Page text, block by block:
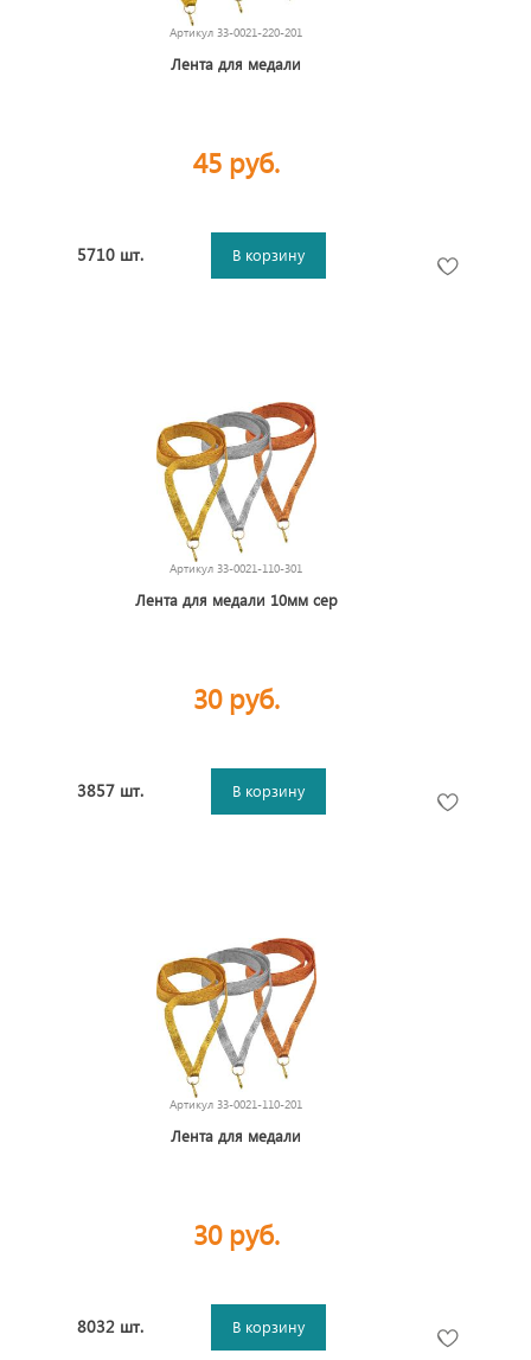
Артикул 33-0021-220-201
Лента для медали
45 руб.
5710 шт. В корзину
Артикул 33-0021-110-301
Лента для медали 10мм сер
30 руб.
3857 шт. В корзину
Артикул 33-0021-110-201
Лента для медали
30 руб.
8032 шт. В корзину